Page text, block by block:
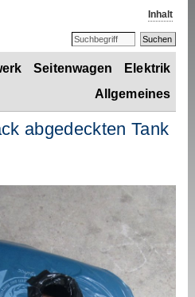
Inhalt
Seitenwagen
Elektrik
Allgemeines
abgedeckten Tank